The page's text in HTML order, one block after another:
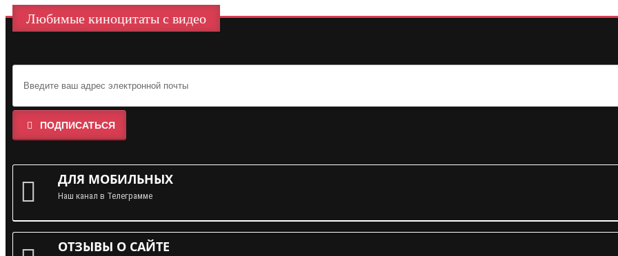
Любимые киноцитаты с видео
ПОДПИСАТЬСЯ
ДЛЯ МОБИЛЬНЫХ
Наш канал в Телеграмме
ОТЗЫВЫ О САЙТЕ